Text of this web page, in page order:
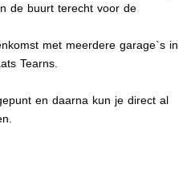
de buurt terecht voor de
met meerdere garage`s in
Tearns.
en daarna kun je direct al